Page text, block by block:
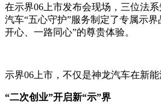
在示界06上市发布会现场，三位法
汽车“五心守护”服务制定了专属示
开心、一路同心”的尊贵体验。
示界06上市，不仅是神龙汽车在新
“二次创业”开启新“示”界